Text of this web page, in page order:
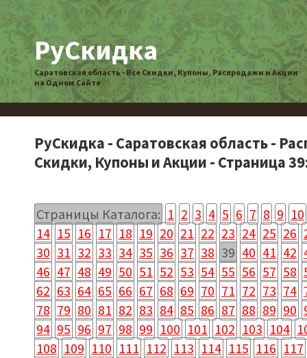
РуСкидка
Саратовская область - Все Скидки, Купоны, Распродажи и Акции
на Одном Сайте
РуСкидка - Саратовская область -
Скидки, Купоны и Акции - Страница
Страницы Каталога: 1 2 3 4 5 6 7 8 9 10
14 15 16 17 18 19 20 21 22 23 24 25 26
30 31 32 33 34 35 36 37 38 39 40 41 42
46 47 48 49 50 51 52 53 54 55 56 57 58
62 63 64 65 66 67 68 69 70 71 72 73 74
78 79 80 81 82 83 84 85 86 87 88 89 90
94 95 96 97 98 99 100 101 102 103 104
108 109 110 111 112 113 114 115 116 117